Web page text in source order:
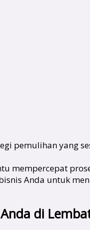
pemulihan yang
mempercepat
Anda untuk
di